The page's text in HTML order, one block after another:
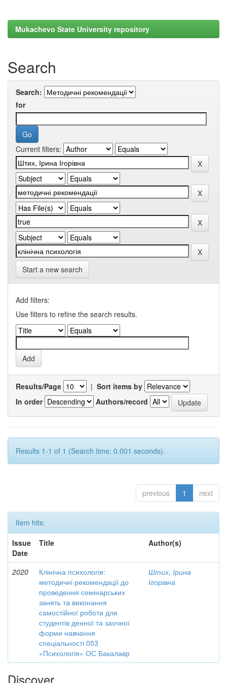
Mukachevo State University repository
Search
Search:
for
Current filters:
Start a new search
Add filters:
Use filters to refine the search results.
Results/Page | Sort items by
In order
Authors/record
Results 1-1 of 1 (Search time: 0.001 seconds).
previous 1 next
Item hits:
Issue
Date
Title Author(s)
2020
Клінічна психологія:
методичні рекомендації до
проведення семінарських
занять та виконання
самостійної роботи для
студентів денної та заочної
форми навчання
спеціальності 053
«Психологія» ОС Бакалавр
Штих, Ірина
Ігорівна
Discover